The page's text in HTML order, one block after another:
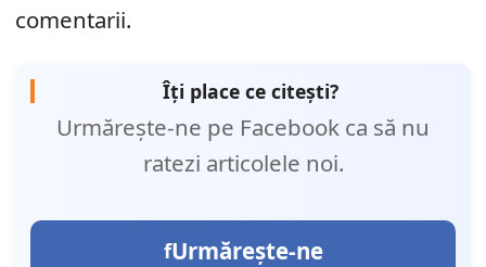
comentarii.
Îți place ce citești?
Urmărește-ne pe Facebook ca să nu
ratezi articolele noi.
Urmărește-ne